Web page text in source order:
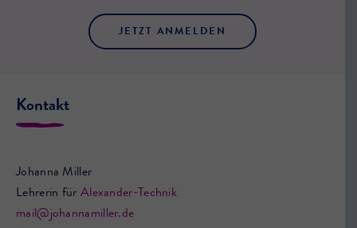
JETZT ANMELDEN
Kontakt
Johanna Miller
Lehrerin für Alexander-Technik
mail@johannamiller.de